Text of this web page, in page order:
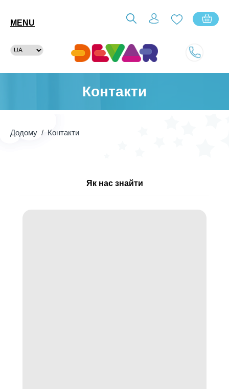
MENU
Контакти
Додому / Контакти
Як нас знайти